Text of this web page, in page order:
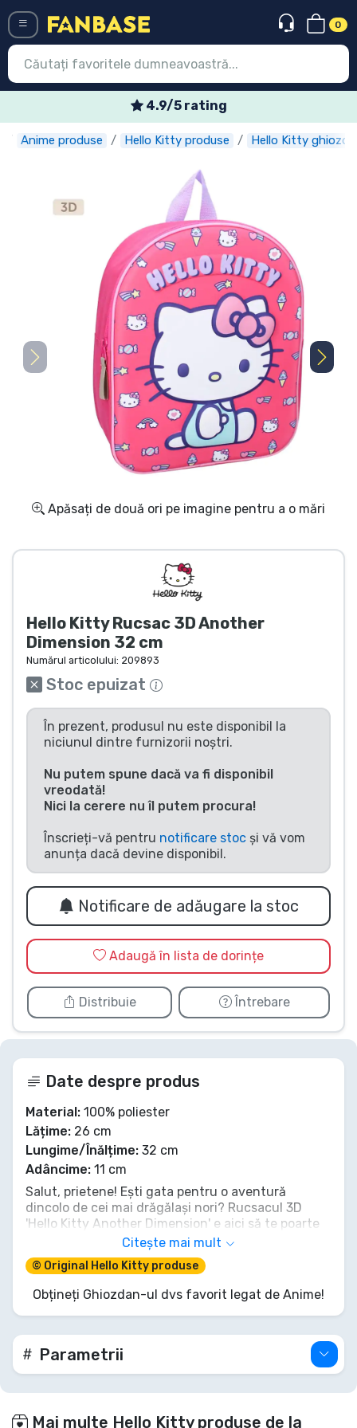
0
4.9/5 rating
Anime produse Hello Kitty produse Hello Kitty
Apăsați de două ori pe imagine pentru a o mări
Hello Kitty Rucsac 3D Another
Dimension 32 cm
Numărul articolului: 209893
Stoc epuizat
În prezent, produsul nu este disponibil la
niciunul dintre furnizorii noștri.
Nu putem spune dacă va fi disponibil
vreodată!
Nici la cerere nu îl putem procura!
Înscrieți-vă pentru notificare stoc și vă vom
anunța dacă devine disponibil.
Notificare de adăugare la stoc
Adaugă în lista de dorințe
Distribuie Întrebare
Date despre produs
Material: 100% poliester
Lățime: 26 cm
Lungime/Înălțime: 32 cm
Adâncime: 11 cm
Salut, prietene! Ești gata pentru o aventură
dincolo de cei mai drăgălași nori? Rucsacul 3D
'Hello Kitty Another Dimension' e aici să te poarte
departe! E mai mult decât un loc super simpatic
pentru comorile tale; e ca o îmbrățișare de la Kitty
însăși, ieșind în relief într-un 3D încântător.
Împachetează-ți zâmbetele și pregătește-te să
explorezi, pentru că alături de acest companion
fermecător, fiecare zi se simte ca o fărâmă de
magie Sanrio. Încotro te îndrepți azi cu Kitty?
Citește mai mult
© Original Hello Kitty produse
Obțineți Ghiozdan-ul dvs favorit legat de Anime!
Parametrii
Mai multe Hello Kitty produse de la
Conectați-vă Înregistrare
Oferte
Precomenzi
Outlet produse
Transport și plată
Sortare după serie
Sortare după filme
Sortare după desene animate
Sortare după Anime
Sortare după jocuri
Sortare după sport
Sortare după muzică
Tipuri de produse
Mărci